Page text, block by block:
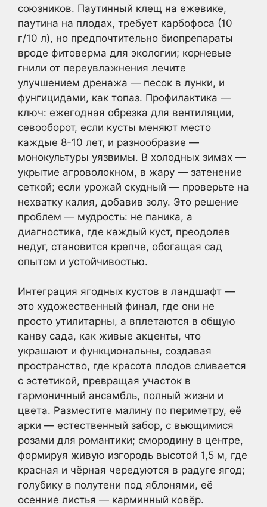
союзников. Паутинный клещ на ежевике,
паутина на плодах, требует карбофоса (10
г/10 л), но предпочтительно биопрепараты
вроде фитоверма для экологии; корневые
гнили от переувлажнения лечите
улучшением дренажа — песок в лунки, и
фунгицидами, как топаз. Профилактика —
ключ: ежегодная обрезка для вентиляции,
севооборот, если кусты меняют место
каждые 8-10 лет, и разнообразие —
монокультуры уязвимы. В холодных зимах —
укрытие агроволокном, в жару — затенение
сеткой; если урожай скудный — проверьте на
нехватку калия, добавив золу. Это решение
проблем — мудрость: не паника, а
диагностика, где каждый куст, преодолев
недуг, становится крепче, обогащая сад
опытом и устойчивостью.
Интеграция ягодных кустов в ландшафт —
это художественный финал, где они не
просто утилитарны, а вплетаются в общую
канву сада, как живые акценты, что
украшают и функциональны, создавая
пространство, где красота плодов сливается
с эстетикой, превращая участок в
гармоничный ансамбль, полный жизни и
цвета. Разместите малину по периметру, её
арки — естественный забор, с вьющимися
розами для романтики; смородину в центре,
формируя живую изгородь высотой 1,5 м, где
красная и чёрная чередуются в радуге ягод;
голубику в полутени под яблонями, её
осенние листья — карминный ковёр.